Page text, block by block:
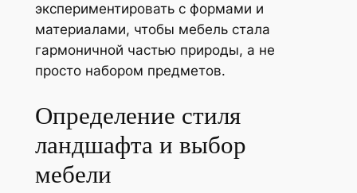
экспериментировать с формами и
материалами, чтобы мебель стала
гармоничной частью природы, а не
просто набором предметов.
Определение стиля
ландшафта и выбор
мебели